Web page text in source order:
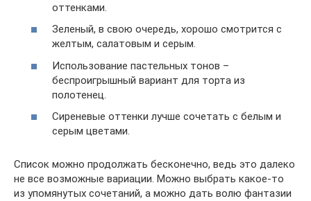
оттенками.
Зеленый, в свою очередь, хорошо смотрится с
желтым, салатовым и серым.
Использование пастельных тонов –
беспроигрышный вариант для торта из
полотенец.
Сиреневые оттенки лучше сочетать с белым и
серым цветами.
Список можно продолжать бесконечно, ведь это далеко
не все возможные вариации. Можно выбрать какое-то
из упомянутых сочетаний, а можно дать волю фантазии